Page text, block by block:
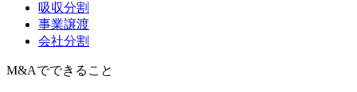
吸収分割
事業譲渡
会社分割
M&Aでできること